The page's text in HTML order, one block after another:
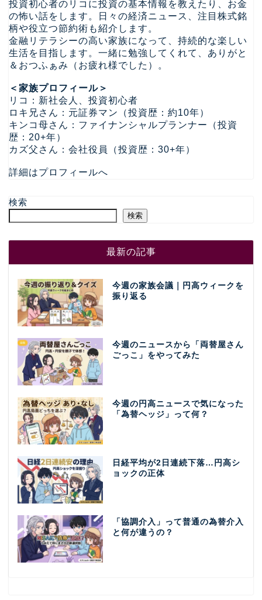
投資初心者のリコに投資の基本情報を教えたり、お金
の怖い話をします。日々の経済ニュース、注目株式銘
柄や役立つ節約術も紹介します。
金融リテラシーの高い家族になって、持続的な楽しい
生活を目指します。一緒に勉強してくれて、ありがと
＆おつふぁみ（お疲れ様でした）。
＜家族プロフィール＞
リコ：新社会人、投資初心者
ロキ兄さん：元証券マン（投資歴：約10年）
キンコ母さん：ファイナンシャルプランナー（投資
歴：20+年）
カズ父さん：会社役員（投資歴：30+年）
詳細はプロフィールへ
検索
検索
最新の記事
今週の家族会議｜円高ウィークを
振り返る
今週のニュースから「両替屋さん
ごっこ」をやってみた
今週の円高ニュースで気になった
「為替ヘッジ」って何？
日経平均が2日連続下落…円高シ
ョックの正体
「協調介入」って普通の為替介入
と何が違うの？